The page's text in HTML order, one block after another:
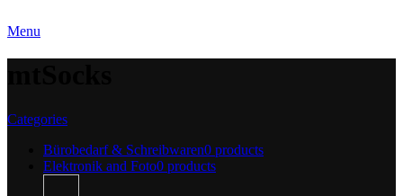
Menu
Categories
Bürobedarf & Schreibwaren0 products
Elektronik and Foto0 products